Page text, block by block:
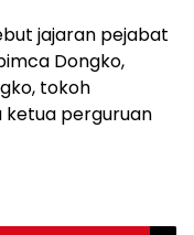
jajaran pejabat
Dongko,
tokoh
ketua perguruan